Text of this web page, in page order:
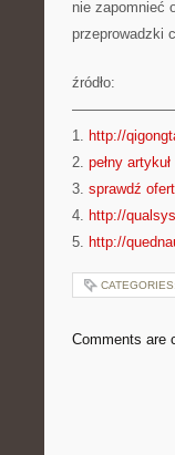
nie zapomnieć
przeprowadzki
źródło:
1. http://
2. pełny artykuł
3. sprawdź
4. http://
5. http://
CATEGORIES:
Comments are